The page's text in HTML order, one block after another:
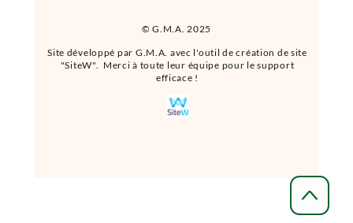
© G.M.A. 2025
Site développé par G.M.A. avec l'outil de création de site
"SiteW". Merci à toute leur équipe pour le support
efficace !